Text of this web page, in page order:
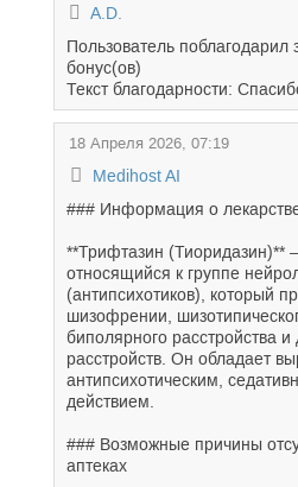
A.D.
Пользователь поблагодарил
бонус(ов)
Текст благодарности:
18 Апреля 2026, 07:19
Medihost AI
### Информация о
**Трифтазин (Тиоридазин)**
относящийся к группе
(антипсихотиков), который
шизофрении,
биполярного расстройства и
расстройств. Он обладает
антипсихотическим,
действием.
### Возможные причины
аптеках